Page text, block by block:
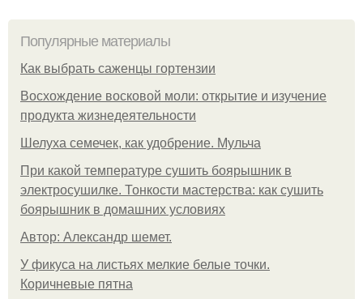
Популярные материалы
Как выбрать саженцы гортензии
Восхождение восковой моли: открытие и изучение
продукта жизнедеятельности
Шелуха семечек, как удобрение. Мульча
При какой температуре сушить боярышник в
электросушилке. Тонкости мастерства: как сушить
боярышник в домашних условиях
Автор: Александр шемет.
У фикуса на листьях мелкие белые точки.
Коричневые пятна